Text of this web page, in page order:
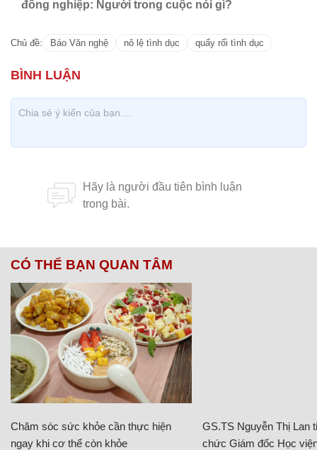
đồng nghiệp: Người trong cuộc nói gì?
Chủ đề: Báo Văn nghệ nô lệ tình dục quấy rối tình dục
CÓ THỂ BẠN QUAN TÂM
Chăm sóc sức khỏe cần thực hiện
ngay khi cơ thể còn khỏe
GS.TS Nguyễn Thị Lan
chức Giám đốc Học